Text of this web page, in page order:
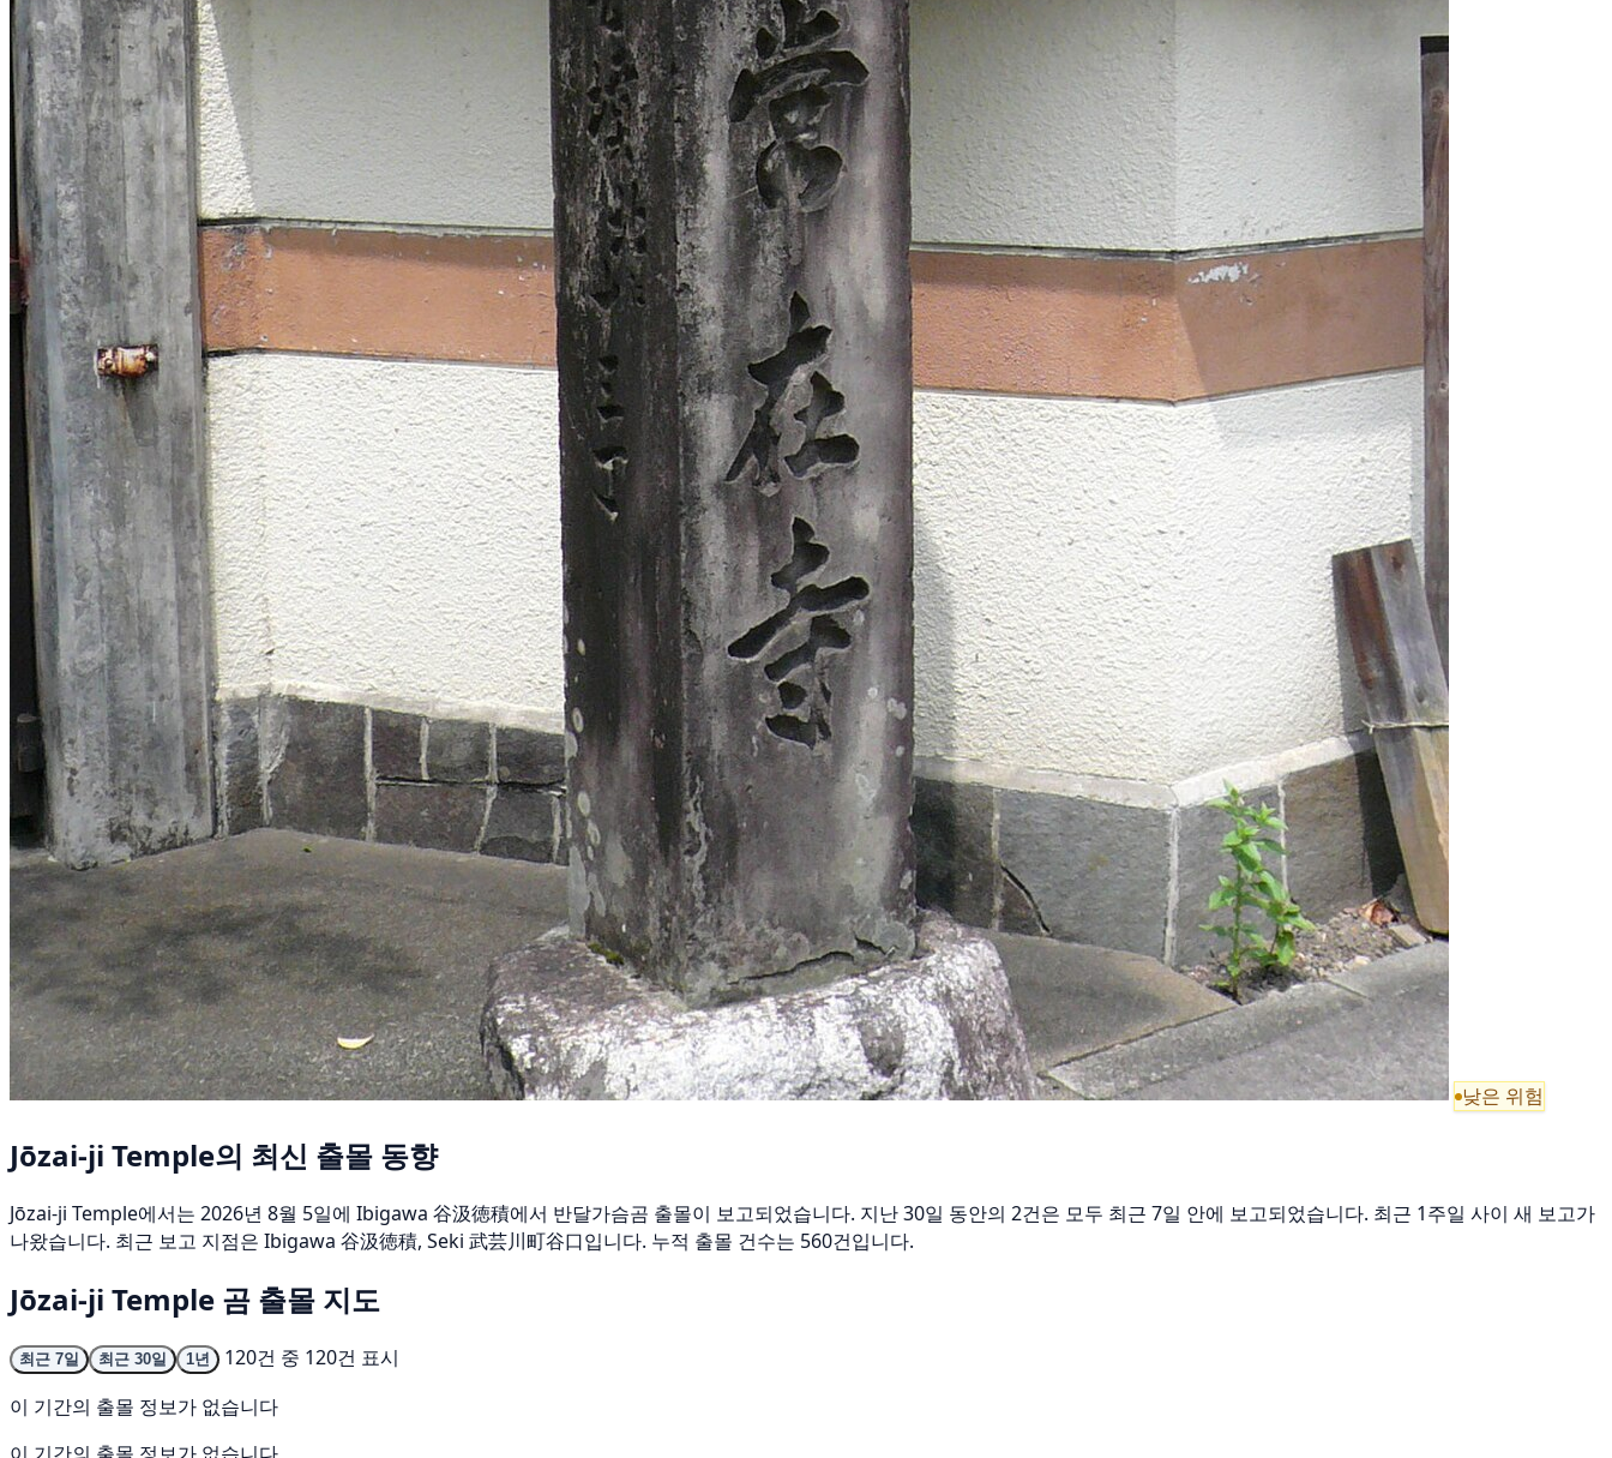
낮은 위험
Jōzai-ji Temple의 최신 출몰 동향
Jōzai-ji Temple에서는 2026년 8월 5일에 Ibigawa 谷汲徳積에서 반달가슴곰 출몰이 보고되었습니다. 지난 30일 동안의 2건은 모두 최근 7일 안에 보고되었습니다. 최근 1주일 사이 새 보고가
나왔습니다. 최근 보고 지점은 Ibigawa 谷汲徳積, Seki 武芸川町谷口입니다. 누적 출몰 건수는 560건입니다.
Jōzai-ji Temple 곰 출몰 지도
최근 7일 최근 30일 1년
120건 중 120건 표시
이 기간의 출몰 정보가 없습니다